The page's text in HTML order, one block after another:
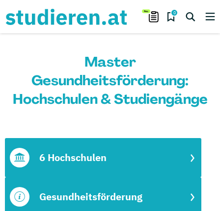
0
Master
Gesundheitsförderung:
Hochschulen & Studiengänge
Gesundheitsförderung
6 Hochschulen